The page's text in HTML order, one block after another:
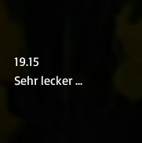
19.15
Sehr lecker ...